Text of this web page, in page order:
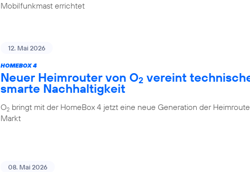
Mobilfunkmast errichtet
12. Mai 2026
HOMEBOX 4
Neuer Heimrouter von O2 vereint
smarte Nachhaltigkeit
O2 bringt mit der HomeBox 4 jetzt eine neue Generation der
Markt
08. Mai 2026